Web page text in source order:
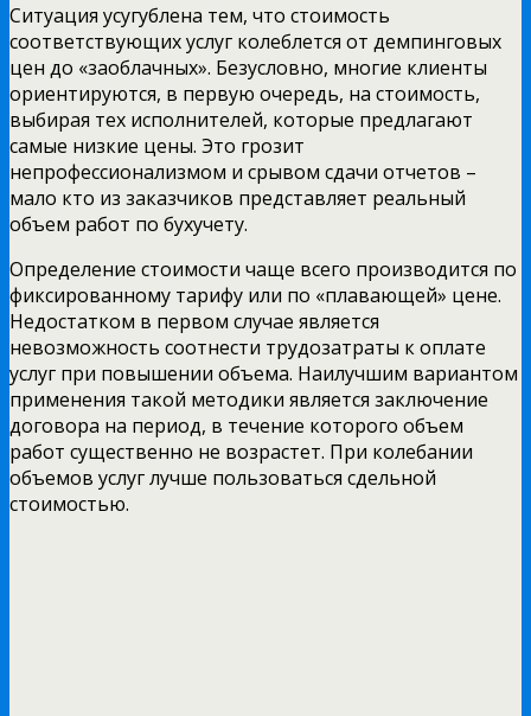
Ситуация усугублена тем, что стоимость
соответствующих услуг колеблется от демпинговых
цен до «заоблачных». Безусловно, многие клиенты
ориентируются, в первую очередь, на стоимость,
выбирая тех исполнителей, которые предлагают
самые низкие цены. Это грозит
непрофессионализмом и срывом сдачи отчетов –
мало кто из заказчиков представляет реальный
объем работ по бухучету.
Определение стоимости чаще всего производится по
фиксированному тарифу или по «плавающей» цене.
Недостатком в первом случае является
невозможность соотнести трудозатраты к оплате
услуг при повышении объема. Наилучшим вариантом
применения такой методики является заключение
договора на период, в течение которого объем
работ существенно не возрастет. При колебании
объемов услуг лучше пользоваться сдельной
стоимостью.